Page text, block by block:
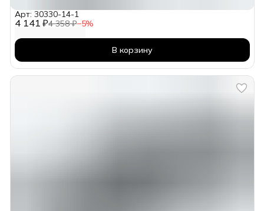
4 141 ₽4 358 ₽−5%
Арт: 30330-14-1
В корзину